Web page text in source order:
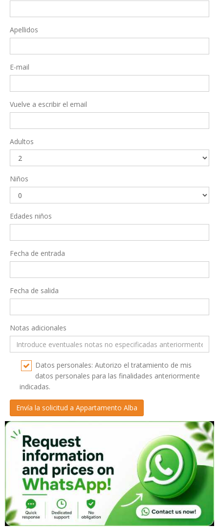
Apellidos
E-mail
Vuelve a escribir el email
Adultos
Niños
Edades niños
Fecha de entrada
Fecha de salida
Notas adicionales
Datos personales: Autorizo el tratamiento de mis
datos personales para las finalidades anteriormente
indicadas.